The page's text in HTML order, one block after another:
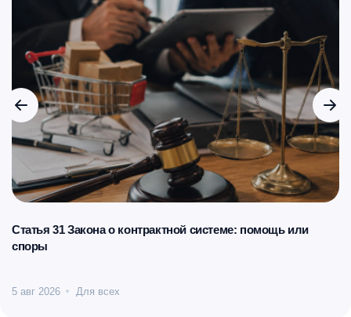
Статья 31 Закона о контрактной системе: помощь или
споры
5 авг 2026 Для всех